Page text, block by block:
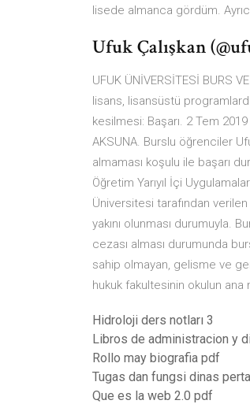
lisede almanca gördüm.
Ufuk Çalışkan
UFUK ÜNİVERSİTESİ BURS
lisans, lisansüstü
kesilmesi: Başarı. 2 Tem
AKSUNA. Burslu öğrenciler
almaması koşulu ile başarı
Öğretim Yarıyıl İçi
Üniversitesi tarafından
yakını olunması durumuyla.
cezası alması durumunda
sahip olmayan, gelisme ve
hukuk fakultesinin okulun ana
Hidroloji ders notları 3
Libros de administracion y
Rollo may biografia pdf
Tugas dan fungsi dinas
Que es la web 2.0 pdf